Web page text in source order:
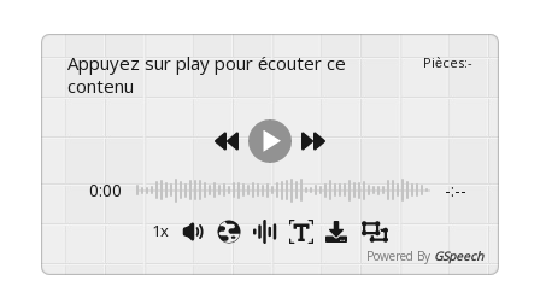
Appuyez sur play pour écouter ce
contenu
Pièces:-
0:00 -:--
1x
Powered By GSpeech